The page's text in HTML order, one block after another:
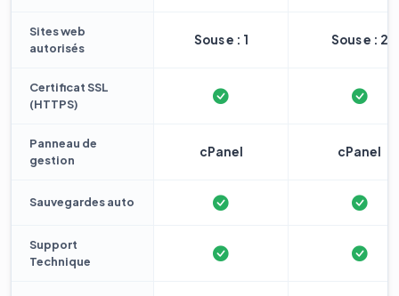
Sites web
autorisés
Sous e : 1 Sous e : 2
Certificat SSL
(HTTPS)
Panneau de
gestion
cPanel cPanel
Sauvegardes auto
Support
Technique